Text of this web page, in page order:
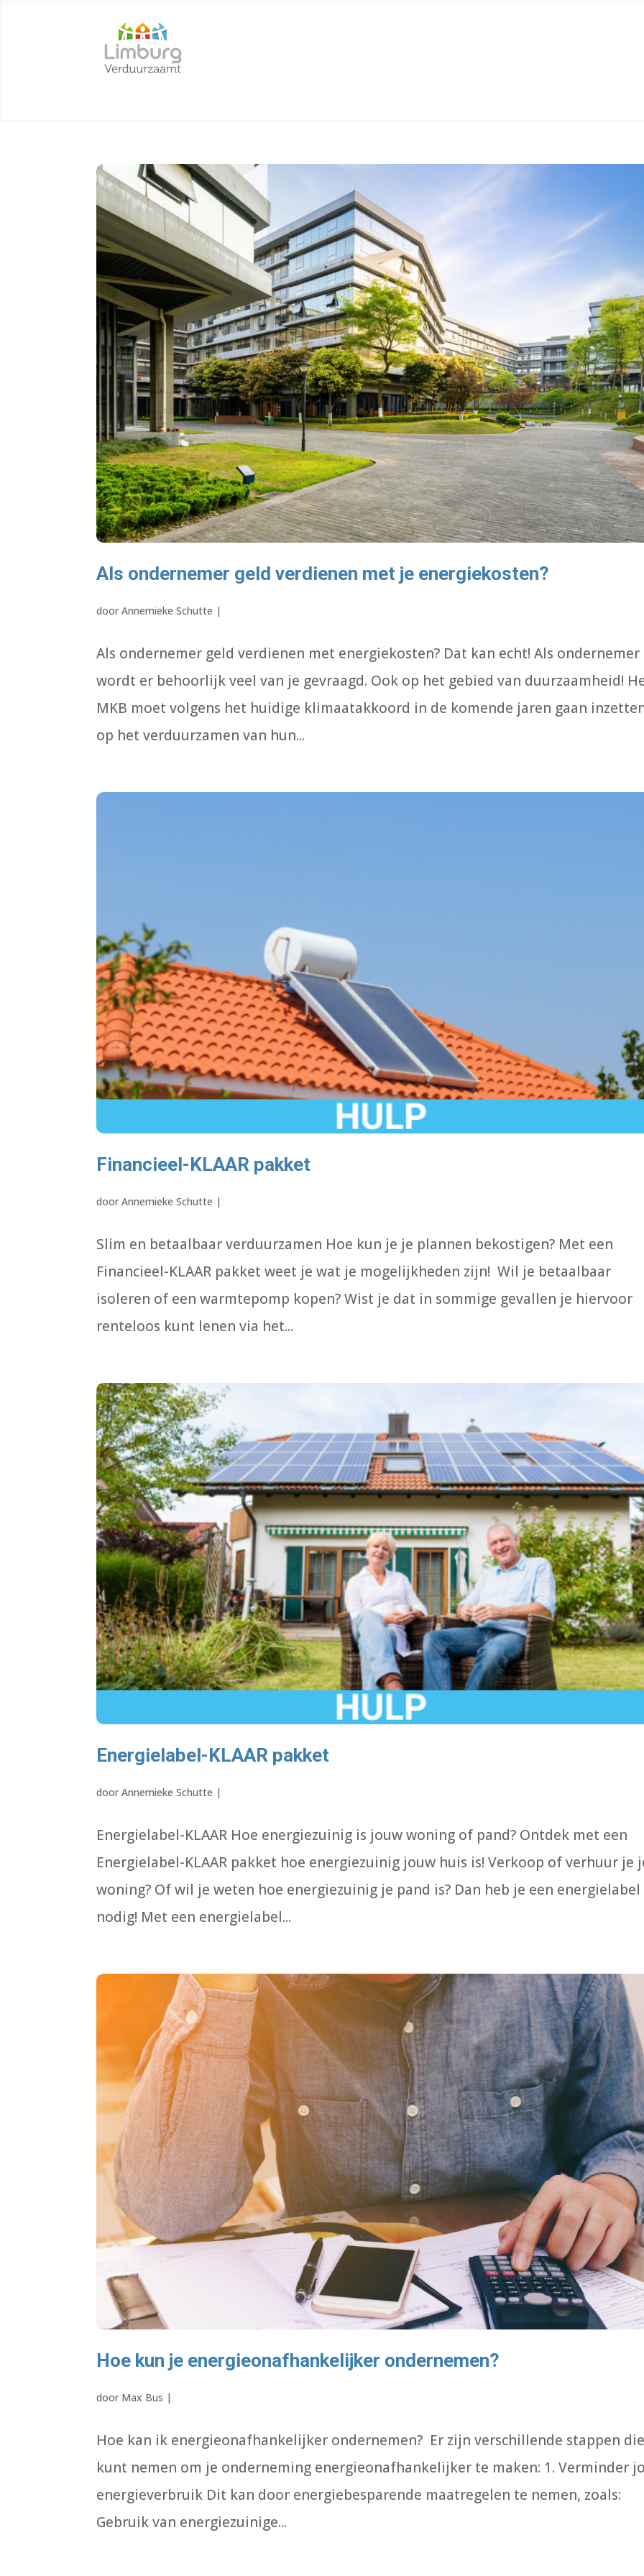
Als ondernemer geld verdienen met je energiekosten?
doorAnnemieke Schutte |
Als ondernemer geld verdienen met energiekosten? Dat kan echt! Als ondernemer
wordt er behoorlijk veel van je gevraagd. Ook op het gebied van duurzaamheid!
MKB moet volgens het huidige klimaatakkoord in de komende jaren gaan
op het verduurzamen van hun...
Financieel-KLAAR pakket
doorAnnemieke Schutte |
Slim en betaalbaar verduurzamen Hoe kun je je plannen bekostigen? Met een
Financieel-KLAAR pakket weet je wat je mogelijkheden zijn! Wil je betaalbaar
isoleren of een warmtepomp kopen? Wist je dat in sommige gevallen je hiervoor
renteloos kunt lenen via het...
Energielabel-KLAAR pakket
doorAnnemieke Schutte |
Energielabel-KLAAR Hoe energiezuinig is jouw woning of pand? Ontdek met een
Energielabel-KLAAR pakket hoe energiezuinig jouw huis is! Verkoop of verhuur je
woning? Of wil je weten hoe energiezuinig je pand is? Dan heb je een energielabel
nodig! Met een energielabel...
Hoe kun je energieonafhankelijker ondernemen?
door Max Bus |
Hoe kan ik energieonafhankelijker ondernemen? Er zijn verschillende stappen
kunt nemen om je onderneming energieonafhankelijker te maken: 1. Verminder
energieverbruik Dit kan door energiebesparende maatregelen te nemen, zoals:
Gebruik van energiezuinige...